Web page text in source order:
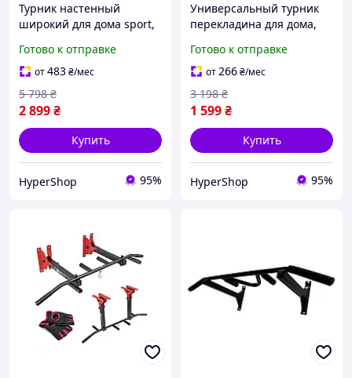
Турник настенный
широкий для дома sport,
домашний подвесной
турник с прямой
перекладиной
Готово к отправке
от483₴/мес
2 899₴
5 798 ₴
Купить
HyperShop 95%
Универсальный турник
перекладина для дома,
турник широкий для
подтягиваний в комнату
Готово к отправке
от266₴/мес
1 599₴
3 198 ₴
Купить
HyperShop 95%